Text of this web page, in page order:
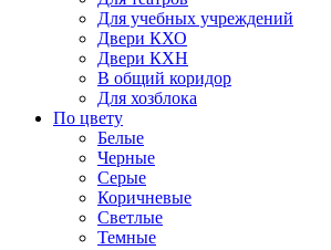
Для учебных учреждений
Двери КХО
Двери КХН
В общий коридор
Для хозблока
По цвету
Белые
Черные
Серые
Коричневые
Светлые
Темные